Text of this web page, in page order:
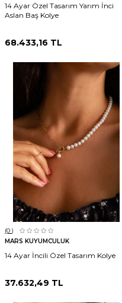
14 Ayar Özel Tasarım Yarım İnci
Aslan Baş Kolye
68.433,16 TL
(0 )
MARS KUYUMCULUK
14 Ayar İncili Özel Tasarım Kolye
37.632,49 TL